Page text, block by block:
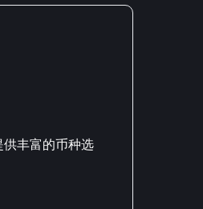
丰富的币种选